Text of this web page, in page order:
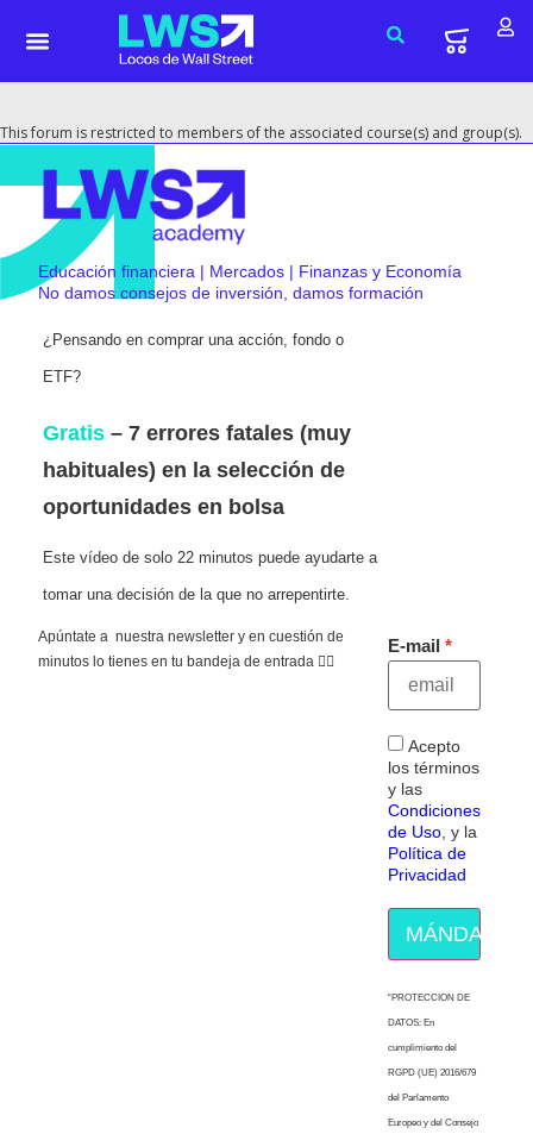
This forum is restricted to members of the associated course(s) and group(s).
Educación financiera | Mercados | Finanzas y Economía
No damos consejos de inversión, damos formación
¿Pensando en comprar una acción, fondo o
ETF?
Gratis – 7 errores fatales (muy
habituales) en la selección de
oportunidades en bolsa
Este vídeo de solo 22 minutos puede ayudarte a
tomar una decisión de la que no arrepentirte.
Apúntate a nuestra newsletter y en cuestión de
minutos lo tienes en tu bandeja de entrada 👇🏻
E-mail
Acepto
los términos
y las
Condiciones
de Uso, y la
Política de
Privacidad
MÁNDAME
“PROTECCION DE
DATOS: En
cumplimiento del
RGPD (UE) 2016/679
del Parlamento
Europeo y del Consejo